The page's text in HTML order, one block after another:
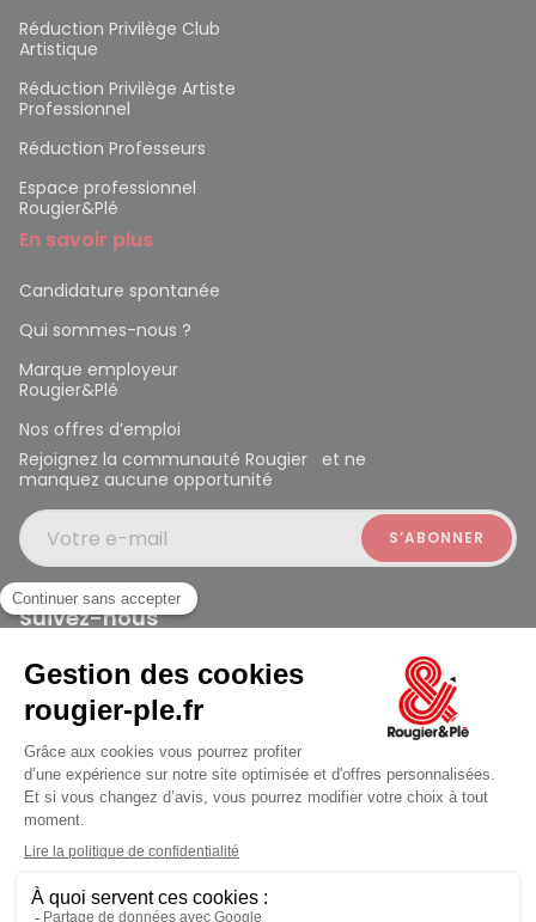
jusqu'au Samedi à 09:30
Réduction Privilège Club
Artistique
Réduction Privilège Artiste
Professionnel
Réduction Professeurs
Espace professionnel
Rougier&Plé
En savoir plus
Candidature spontanée
Qui sommes-nous ?
Marque employeur
Rougier&Plé
Nos offres d’emploi
Rejoignez la communauté Rougier et ne
manquez aucune opportunité
Votre e-mail
Suivez-nous
Rougier et Plé 2024 Copyright
Mentions légales
Conditions générales des ventes